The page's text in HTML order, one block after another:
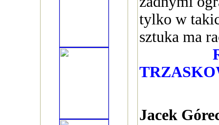
tylko w
sztuka ma
Jacek